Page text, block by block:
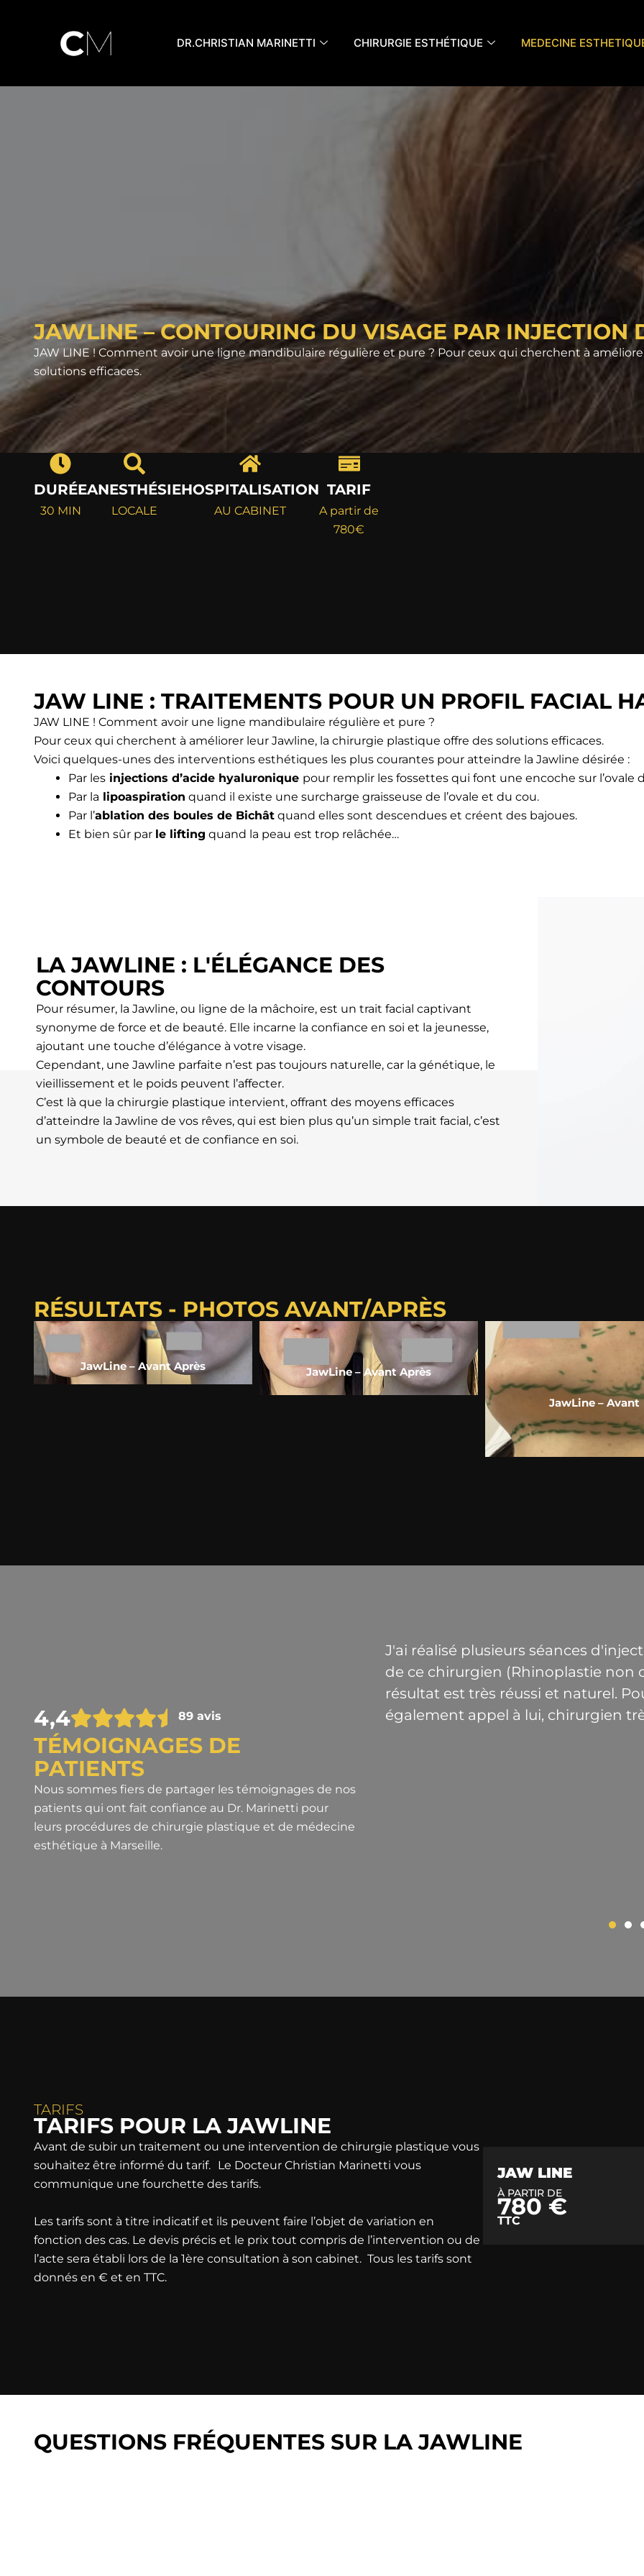
DR.CHRISTIAN MARINETTI CHIRURGIE ESTHÉTIQUE MEDECINE
JAWLINE – CONTOURING DU VISAGE PAR INJECTION
JAW LINE ! Comment avoir une ligne mandibulaire régulière et pure ? Pour ceux qui cherchent à
solutions efficaces.
DURÉE
30 MIN
ANESTHÉSIE
LOCALE
HOSPITALISATION
AU CABINET
TARIF
A partir de
780€
JAW LINE : TRAITEMENTS POUR UN PROFIL FACIAL
JAW LINE ! Comment avoir une ligne mandibulaire régulière et pure ?
Pour ceux qui cherchent à améliorer leur Jawline, la chirurgie plastique offre des solutions efficaces.
Voici quelques-unes des interventions esthétiques les plus courantes pour atteindre la Jawline désirée :
Par les injections d’acide hyaluronique pour remplir les fossettes qui font une encoche sur l’ovale
Par la lipoaspiration quand il existe une surcharge graisseuse de l’ovale et du cou.
Par l’ablation des boules de Bichât quand elles sont descendues et créent des bajoues.
Et bien sûr par le lifting quand la peau est trop relâchée…
LA JAWLINE : L'ÉLÉGANCE DES
CONTOURS
Pour résumer, la Jawline, ou ligne de la mâchoire, est un trait facial captivant
synonyme de force et de beauté. Elle incarne la confiance en soi et la jeunesse,
ajoutant une touche d’élégance à votre visage.
Cependant, une Jawline parfaite n’est pas toujours naturelle, car la génétique, le
vieillissement et le poids peuvent l’affecter.
C’est là que la chirurgie plastique intervient, offrant des moyens efficaces
d’atteindre la Jawline de vos rêves, qui est bien plus qu’un simple trait facial, c’est
un symbole de beauté et de confiance en soi.
RÉSULTATS - PHOTOS AVANT/APRÈS
4,4 89 avis
TÉMOIGNAGES DE
PATIENTS
Nous sommes fiers de partager les témoignages de nos
patients qui ont fait confiance au Dr. Marinetti pour
leurs procédures de chirurgie plastique et de médecine
esthétique à Marseille.
très sérieux et compétent.
La Clinique Médicale du Dr
santé de confiance et de qualité
compter en toute confiance sur
hésitation.
TARIFS
TARIFS POUR LA JAWLINE
Avant de subir un traitement ou une intervention de chirurgie plastique vous
souhaitez être informé du tarif. Le Docteur Christian Marinetti vous
communique une fourchette des tarifs.
Les tarifs sont à titre indicatif et ils peuvent faire l’objet de variation en
fonction des cas. Le devis précis et le prix tout compris de l’intervention ou de
l’acte sera établi lors de la 1ère consultation à son cabinet. Tous les tarifs sont
donnés en € et en TTC.
JAW LINE
À PARTIR DE
780 €
TTC
QUESTIONS FRÉQUENTES SUR LA JAWLINE